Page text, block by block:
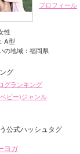
プロフィール
性
A型
の地域： 福岡県
グ
グランキング
ビー)ジャンル
公式ハッシュタグ
ヨガ